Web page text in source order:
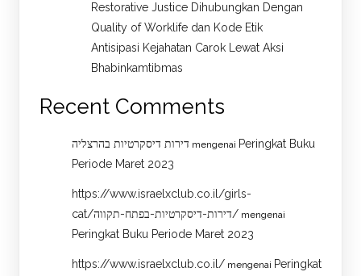
Restorative Justice Dihubungkan Dengan
Quality of Worklife dan Kode Etik
Antisipasi Kejahatan Carok Lewat Aksi
Bhabinkamtibmas
Recent Comments
דירות דיסקרטיות בהרצליה mengenai Peringkat Buku
Periode Maret 2023
https://www.israelxclub.co.il/girls-
cat/דירות-דיסקרטיות-בפתח-תקווה/ mengenai
Peringkat Buku Periode Maret 2023
https://www.israelxclub.co.il/ mengenai Peringkat